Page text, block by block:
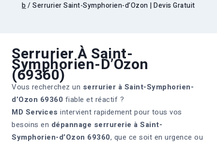
b / Serrurier Saint-Symphorien-d’Ozon | Devis Gratuit
Serrurier À Saint-
Symphorien-D’Ozon
(69360)
Vous recherchez un serrurier à Saint-Symphorien-
d’Ozon 69360 fiable et réactif ?
MD Services intervient rapidement pour tous vos
besoins en dépannage serrurerie à Saint-
Symphorien-d’Ozon 69360, que ce soit en urgence ou